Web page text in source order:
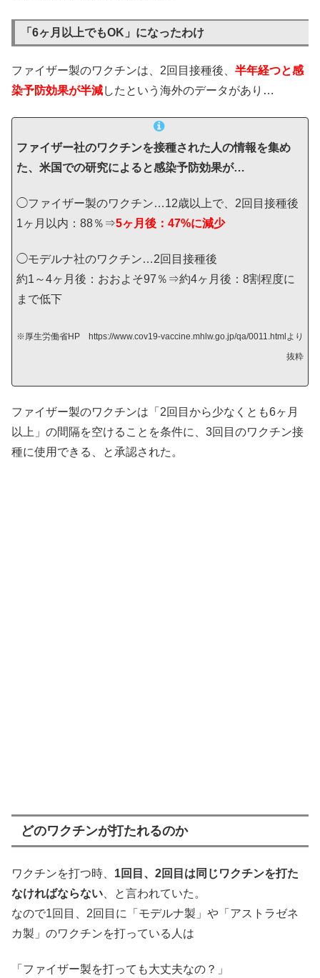
「6ヶ月以上でもOK」になったわけ
ファイザー製のワクチンは、2回目接種後、 半年経つと感
染予防効果が半減したという海外のデータがあり…
ファイザー社のワクチンを接種された人の情報を集め
た、米国での研究によると感染予防効果が…
◯ファイザー製のワクチン…12歳以上で、2回目接種後
1ヶ月以内：88％⇒5ヶ月後：47%に減少
◯モデルナ社のワクチン…2回目接種後
約1～4ヶ月後：おおよそ97％⇒約4ヶ月後：8割程度に
まで低下
※厚生労働省HP https://www.cov19-vaccine.mhlw.go.jp/qa/0011.htmlより
抜粋
ファイザー製のワクチンは「2回目から少なくとも6ヶ月
以上」の間隔を空けることを条件に、3回目のワクチン接
種に使用できる、と承認された。
どのワクチンが打たれるのか
ワクチンを打つ時、 1回目、2回目は同じワクチンを打た
なければならない 、と言われていた。
なので1回目、2回目に「モデルナ製」や「アストラゼネ
カ製」のワクチンを打っている人は
「ファイザー製を打っても大丈夫なの？」